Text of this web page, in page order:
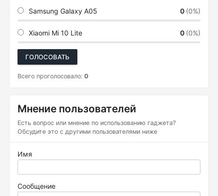
Samsung Galaxy A05 0 (0%)
Xiaomi Mi 10 Lite 0 (0%)
ГОЛОСОВАТЬ
Всего проголосовало: 0
Мнение пользователей
Есть вопрос или мнение по использованию гаджета?
Обсудите это с другими пользователями ниже
Имя
Сообщение